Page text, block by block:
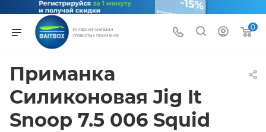
Интернет-магазин
уловистых приманок
0
Приманка
Силиконовая Jig It
Snoop 7.5 006 Squid